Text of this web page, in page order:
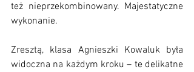
też nieprzekombinowany. Majestatyczne
wykonanie.
Zresztą, klasa Agnieszki Kowaluk była
widoczna na każdym kroku – te delikatne